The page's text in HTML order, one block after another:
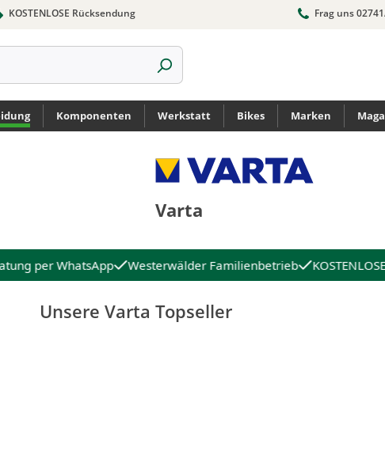
KOSTENLOSE Rücksendung Frag uns
Komponenten Werkstatt Bikes Marken
Varta
per WhatsApp Westerwälder Familienbetrieb
Unsere Varta Topseller